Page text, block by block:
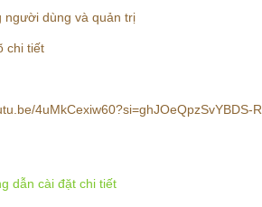
người dùng và quản trị
chi tiết
4uMkCexiw60?si=ghJOeQpzSvYBDS-R
dẫn cài đặt chi tiết